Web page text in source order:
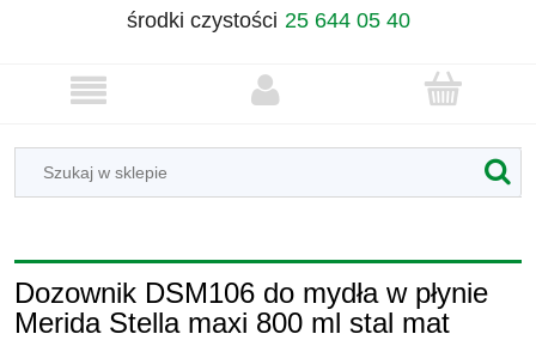
środki czystości 25 644 05 40
Dozownik DSM106 do mydła w płynie
Merida Stella maxi 800 ml stal mat